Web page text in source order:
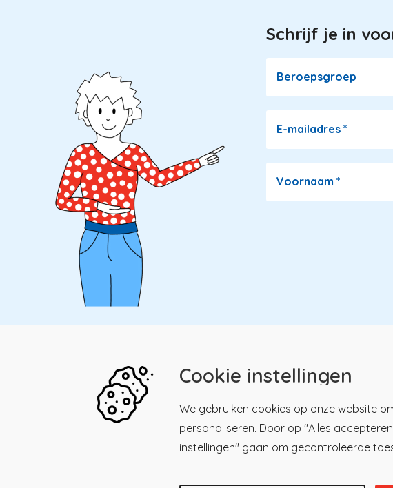
Schrijf je in
Beroepsgroep
E-mailadres *
Voornaam *
Cookie instellingen
We gebruiken cookies op onze website
personaliseren. Door op "Alles
instellingen" gaan om gecontroleerde
Kwaliteitsregister Paramedici
Maliesingel 39, 3581 BK
Menu
Kwaliteitsregister
Paramedici